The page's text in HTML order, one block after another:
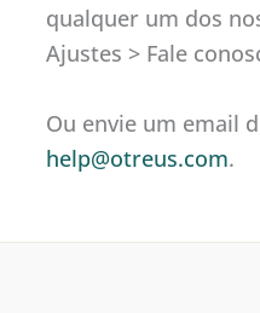
qualquer um dos
Ajustes > Fale
Ou envie um email
help@otreus.com.